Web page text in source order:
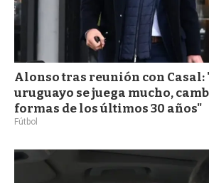
Alonso tras reunión con Casal:
uruguayo se juega mucho,
formas de los últimos 30 años"
Fútbol